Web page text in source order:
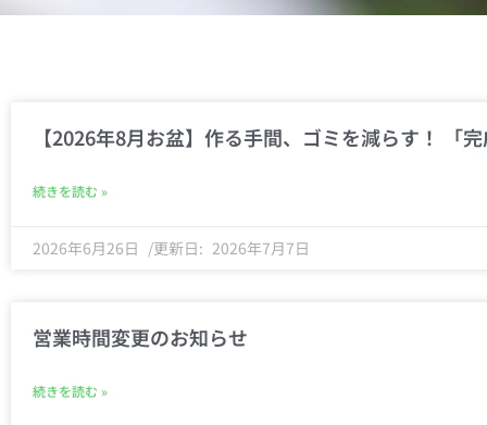
【2026年8月お盆】作る手間、ゴミを減らす！ 「
続きを読む »
2026年6月26日 2026年7月7日
営業時間変更のお知らせ
続きを読む »